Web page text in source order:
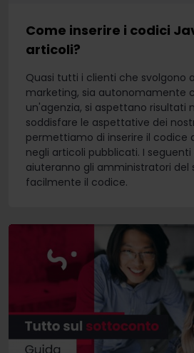
Come inserire i codici
articoli?
Quasi tutti i clienti che svolgono
marketing, sia autonomamente
un'agenzia, si aspettano risultati
soddisfare le aspettative dei
permettiamo di inserire il codice
negli articoli pubblicati. I
aiuteranno gli amministratori del
facilmente il codice.